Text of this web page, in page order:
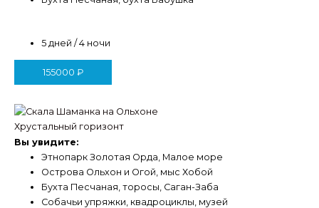
5 дней / 4 ночи
155000 ₽
Хрустальный горизонт
Вы увидите:
Этнопарк Золотая Орда, Малое море
Острова Ольхон и Огой, мыс Хобой
Бухта Песчаная, торосы, Саган-Заба
Собачьи упряжки, квадроциклы, музей